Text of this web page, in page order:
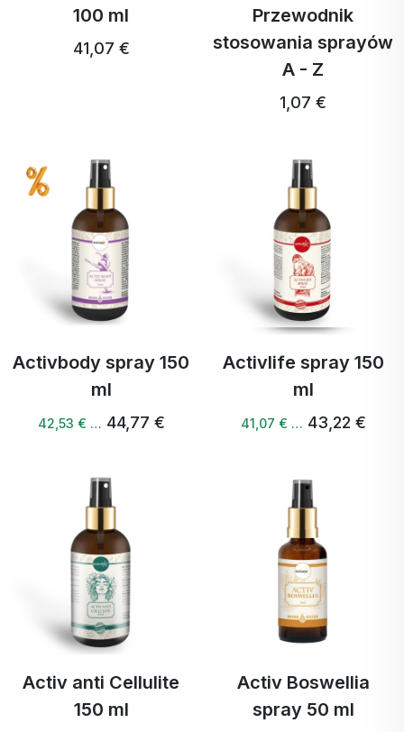
100 ml
41,07 €
Przewodnik
stosowania sprayów
A - Z
1,07 €
Activbody spray 150
ml
42,53 € … 44,77 €
Activlife spray 150
ml
41,07 € … 43,22 €
Activ anti Cellulite
150 ml
Activ Boswellia
spray 50 ml